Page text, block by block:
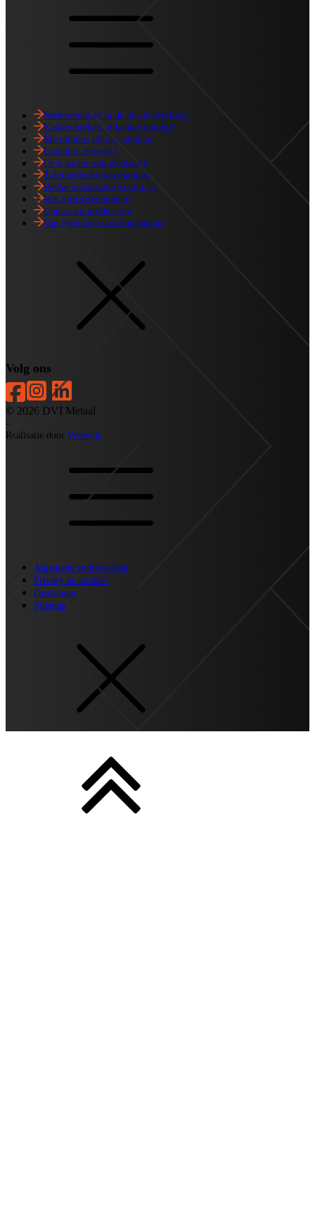
Serieproductie in de plaatbewerking
Kanten breken of kantafronding?
Microjoints bij lasersnijden
Complex zetwerk?
De k-factor van plaatwerk
Toleranties bij lasersnijden
Welke metaalsoorten zijn er?
Wat kost lasersnijden?
Duurzaam produceren
Van tekening naar eindproduct
Volg ons
© 2026 DVI Metaal
-
Realisatie door Webwijs
Algemene voorwaarden
Privacy en cookies
Disclaimer
Sitemap